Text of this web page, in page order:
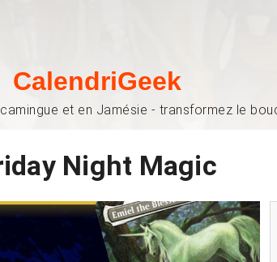
CalendriGeek
et en Jamésie - transformez le
Night Magic